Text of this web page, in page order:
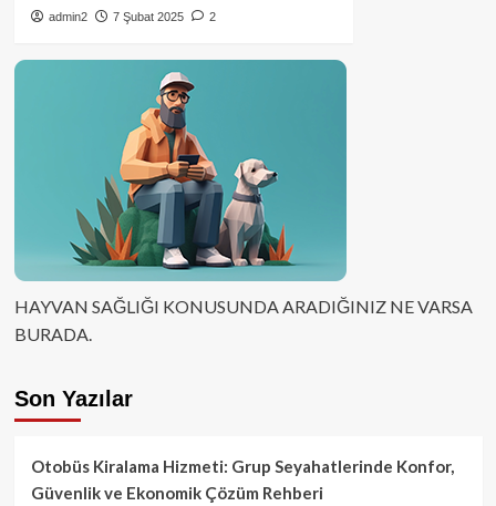
admin2 7 Şubat 2025 2
HAYVAN SAĞLIĞI KONUSUNDA ARADIĞINIZ NE VARSA
BURADA.
Son Yazılar
Otobüs Kiralama Hizmeti: Grup Seyahatlerinde Konfor,
Güvenlik ve Ekonomik Çözüm Rehberi